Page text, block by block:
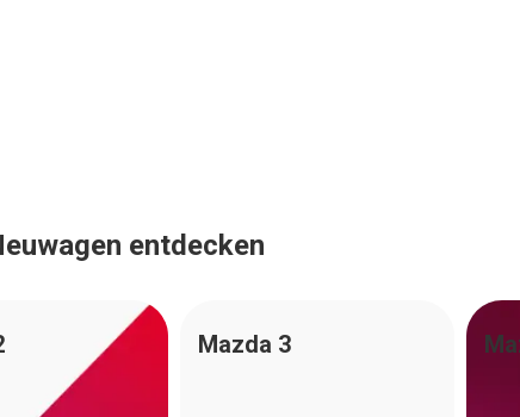
entdecken
Mazda 3